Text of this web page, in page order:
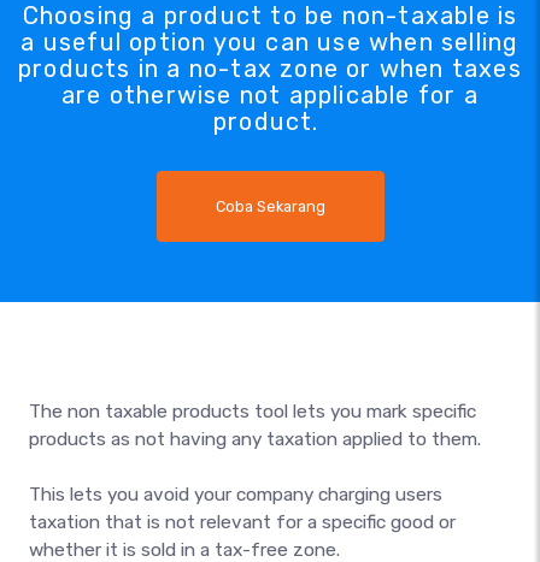
Choosing a product to be non-taxable is
a useful option you can use when selling
products in a no-tax zone or when taxes
are otherwise not applicable for a
product.
Coba Sekarang
The non taxable products tool lets you mark specific
products as not having any taxation applied to them.
This lets you avoid your company charging users
taxation that is not relevant for a specific good or
whether it is sold in a tax-free zone.